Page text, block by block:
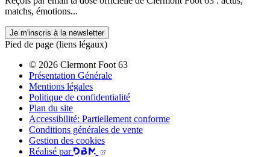
matchs, émotions...
Je m'inscris à la newsletter
Pied de page (liens légaux)
© 2026 Clermont Foot 63
Présentation Générale
Mentions légales
Politique de confidentialité
Plan du site
Accessibilité: Partiellement conforme
Conditions générales de vente
Gestion des cookies
Réalisé par